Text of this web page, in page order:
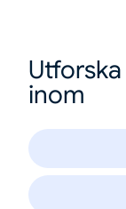
inom